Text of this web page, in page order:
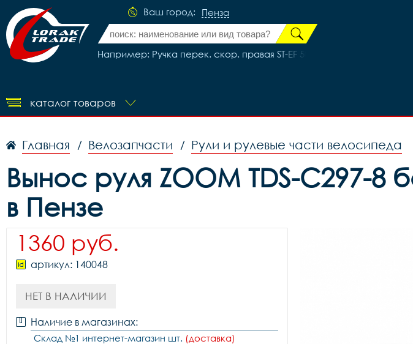
Ваш город: Пенза
Например: Ручка перек. скор. правая ST-EF 500-8R, код 6063
каталог товаров
Главная / Велозапчасти / Рули и рулевые части велосипеда
Вынос руля ZOOM TDS-C297-8
в Пензе
1360 руб.
артикул: 140048
НЕТ В НАЛИЧИИ
Наличие в магазинах:
Склад №1 интернет-магазин шт. (доставка)